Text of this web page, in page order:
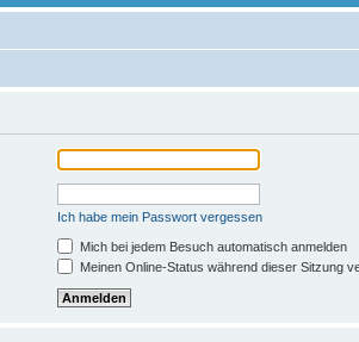
Ich habe mein Passwort vergessen
Mich bei jedem Besuch automatisch anmelden
Meinen Online-Status während dieser Sitzung